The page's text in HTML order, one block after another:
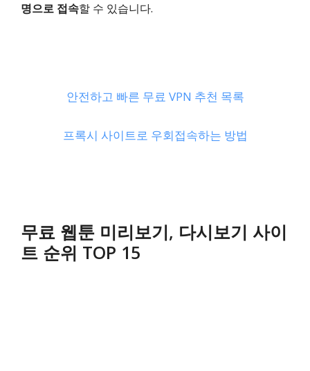
명으로 접속할 수 있습니다.
안전하고 빠른 무료 VPN 추천 목록
프록시 사이트로 우회접속하는 방법
무료 웹툰 미리보기, 다시보기 사이
트 순위 TOP 15